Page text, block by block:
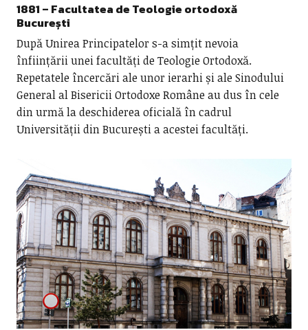
1881 – Facultatea de Teologie ortodoxă
București
După Unirea Principatelor s-a simțit nevoia
înființării unei facultăți de Teologie Ortodoxă.
Repetatele încercări ale unor ierarhi și ale Sinodului
General al Bisericii Ortodoxe Române au dus în cele
din urmă la deschiderea oficială în cadrul
Universității din București a acestei facultăți.